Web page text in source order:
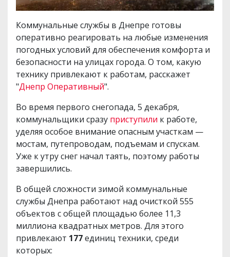
Коммунальные службы в Днепре готовы
оперативно реагировать на любые изменения
погодных условий для обеспечения комфорта и
безопасности на улицах города. О том, какую
технику привлекают к работам, расскажет
"Днепр Оперативный".
Во время первого снегопада, 5 декабря,
коммунальщики сразу приступили к работе,
уделяя особое внимание опасным участкам —
мостам, путепроводам, подъемам и спускам.
Уже к утру снег начал таять, поэтому работы
завершились.
В общей сложности зимой коммунальные
службы Днепра работают над очисткой 555
объектов с общей площадью более 11,3
миллиона квадратных метров. Для этого
привлекают 177единиц техники, среди
которых: